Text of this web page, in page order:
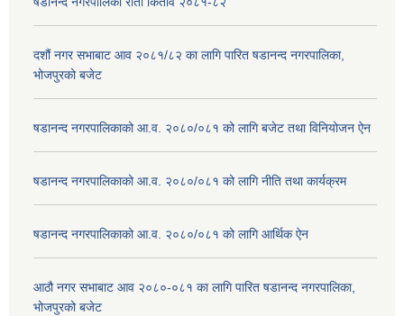
दशौं नगर सभाबाट आव २०८१/८२ का लागि पारित षडानन्द नगरपालिका,
भोजपुरको बजेट
षडानन्द नगरपालिकाको आ.व. २०८०/०८१ को लागि बजेट तथा विनियोजन ऐन
षडानन्द नगरपालिकाको आ.व. २०८०/०८१ को लागि नीति तथा कार्यक्रम
षडानन्द नगरपालिकाको आ.व. २०८०/०८१ को लागि आर्थिक ऐन
आठौ नगर सभाबाट आव २०८०-०८१ का लागि पारित षडानन्द नगरपालिका,
भोजपुरको बजेट